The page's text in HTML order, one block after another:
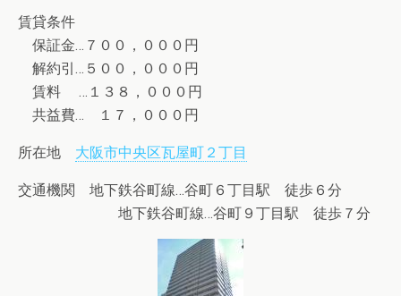
賃貸条件
保証金…７００，０００円
解約引…５００，０００円
賃料 …１３８，０００円
共益費… １７，０００円
所在地 大阪市中央区瓦屋町２丁目
交通機関 地下鉄谷町線…谷町６丁目駅 徒歩６分
地下鉄谷町線…谷町９丁目駅 徒歩７分